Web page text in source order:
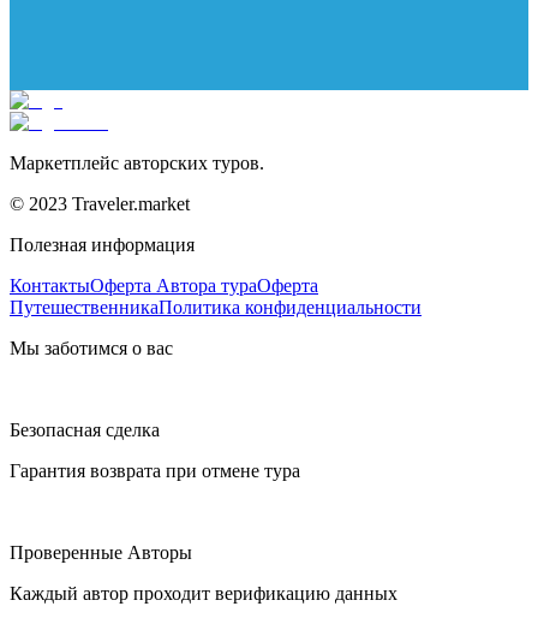
Маркетплейс авторских туров.
© 2023 Traveler.market
Полезная информация
КонтактыОферта Автора тураОферта
ПутешественникаПолитика конфиденциальности
Мы заботимся о вас
Безопасная сделка
Гарантия возврата при отмене тура
Проверенные Авторы
Каждый автор проходит верификацию данных